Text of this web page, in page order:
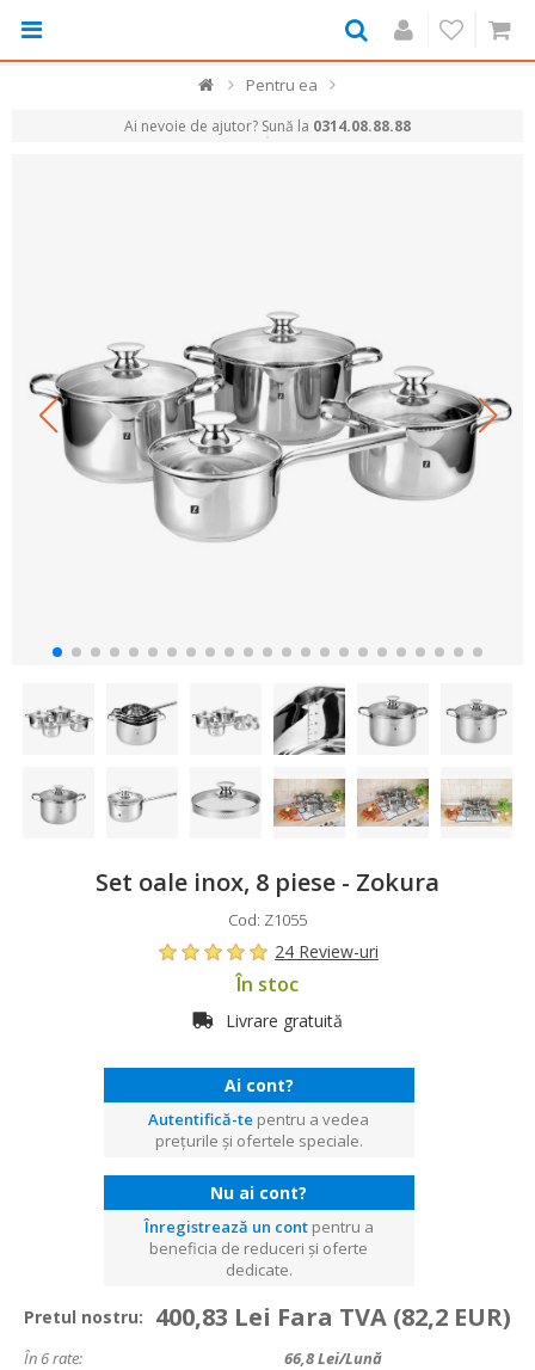
Pentru ea
Ai nevoie de ajutor? Sună la 0314.08.88.88
Set oale inox, 8 piese - Zokura
Cod: Z1055
24 Review-uri
În stoc
Livrare gratuită
Ai cont?
Autentifică-te pentru a vedea
prețurile și ofertele speciale.
Nu ai cont?
Înregistrează un contpentru a
beneficia de reduceri și oferte
dedicate.
Pretul nostru: 400,83 Lei Fara TVA (82,2 EUR)
În 6 rate: 66,8Lei/lună